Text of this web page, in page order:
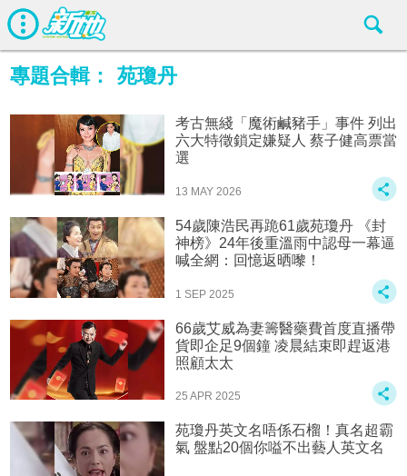
專題合輯： 苑瓊丹
考古無綫「魔術鹹豬手」事件 列出
六大特徵鎖定嫌疑人 蔡子健高票當
選
13 MAY 2026
54歲陳浩民再跪61歲苑瓊丹 《封
神榜》24年後重溫雨中認母一幕逼
喊全網：回憶返晒嚟！
1 SEP 2025
66歲艾威為妻籌醫藥費首度直播帶
貨即企足9個鐘 凌晨結束即趕返港
照顧太太
25 APR 2025
苑瓊丹英文名唔係石榴！真名超霸
氣 盤點20個你嗌不出藝人英文名